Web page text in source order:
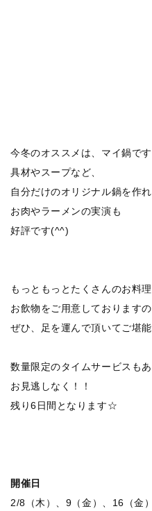
今冬のオススメは、マイ鍋で
具材やスープなど、
自分だけのオリジナル鍋を作れ
お肉やラーメンの実演も
好評です(^^)
もっともっとたくさんのお料理
お飲物をご用意しております
ぜひ、足を運んで頂いてご堪
数量限定のタイムサービスもあ
お見逃しなく！！
残り6日間となります☆
開催日
2/8（木）、9（金）、16（金